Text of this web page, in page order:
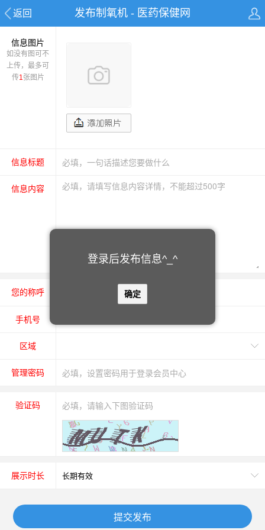
登录后发布信息^_^
确定
返回 发布制氧机 - 医药保健网
信息图片
如没有图可不
上传，最多可
传1张图片
信息标题
信息内容
您的称呼 女士
手机号
区域
管理密码
验证码
展示时长
提交发布